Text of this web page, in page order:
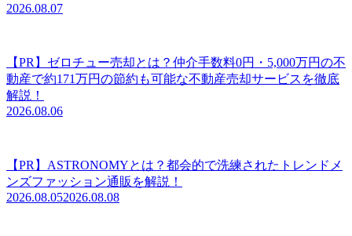
2026.08.07
【PR】ゼロチュー売却とは？仲介手数料0円・5,000万円の不
動産で約171万円の節約も可能な不動産売却サービスを徹底
解説！
2026.08.06
【PR】ASTRONOMYとは？都会的で洗練されたトレンドメ
ンズファッション通販を解説！
2026.08.052026.08.08